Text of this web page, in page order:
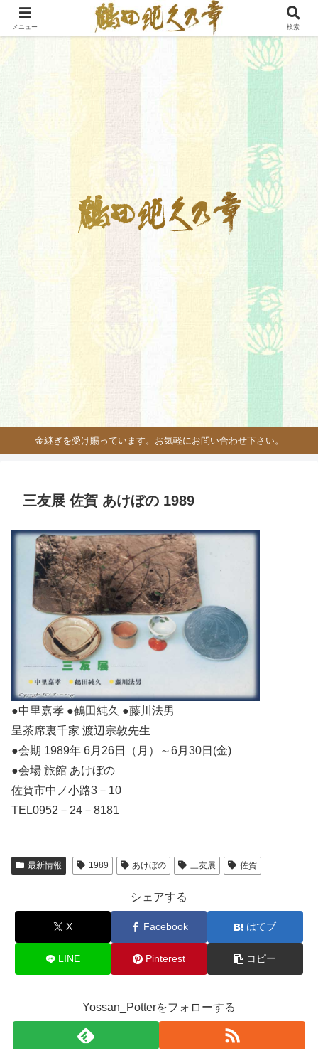
金継ぎを受け賜っています。お気軽にお問い合わせ下さい。
三友展 佐賀 あけぼの 1989
●中里嘉孝 ●鶴田純久 ●藤川法男
呈茶席裏千家 渡辺宗敦先生
●会期 1989年 6月26日（月）～6月30日(金)
●会場 旅館 あけぼの
佐賀市中ノ小路3－10
TEL0952－24－8181
最新情報 1989 あけぼの 三友展 佐賀
シェアする
X Facebook はてブ
LINE Pinterest コピー
Yossan_Potterをフォローする
メニュー 検索